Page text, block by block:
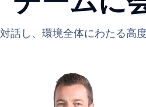
対話し、環境全体にわたる